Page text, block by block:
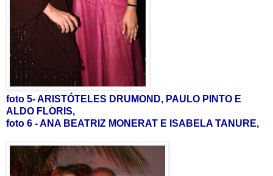
foto 5- ARISTÓTELES DRUMOND, PAULO PINTO E
ALDO FLORIS,
foto 6 - ANA BEATRIZ MONERAT E ISABELA TANURE,